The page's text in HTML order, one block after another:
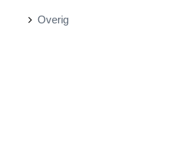
Overig